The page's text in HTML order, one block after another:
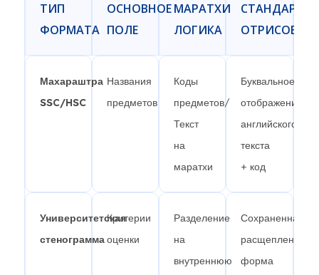
ТИП
ФОРМАТА
ОСНОВНОЕ
ПОЛЕ
МАРАТХИ
ЛОГИКА
ОТРИСОВКА
Махараштра
SSC/HSC
Названия
предметов
Коды
предметов/
Текст
на
маратхи
Буквальное
отображение
английского
текста
+ код
Университетская
стенограмма
Критерии
оценки
Разделение
на
внутреннюю
Сохраненная
расщепленная
форма